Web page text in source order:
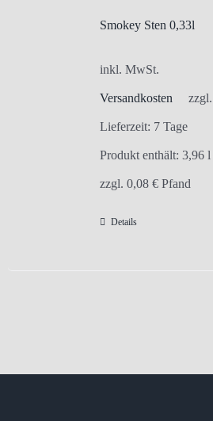
Smokey Sten 0,33l
inkl. MwSt.
zzgl.
Versandkosten
Lieferzeit: 7 Tage
Produkt enthält: 3,96 l
zzgl. 0,08 €Pfand
Details